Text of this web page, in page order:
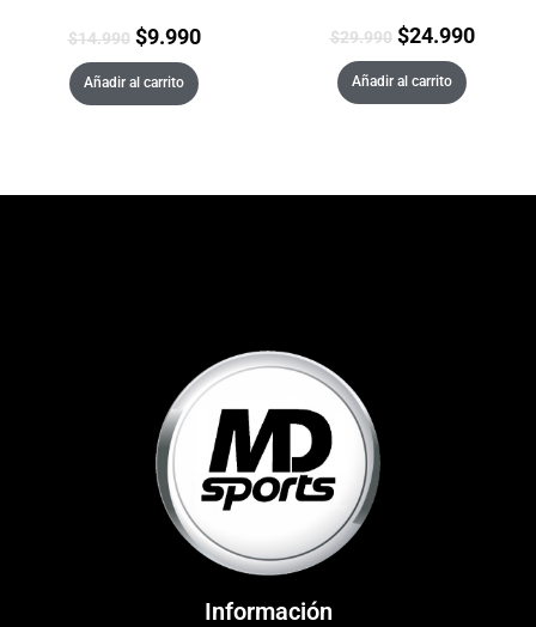
$14.990 $9.990
Añadir al carrito
$29.990 $24.990
Añadir al carrito
Información